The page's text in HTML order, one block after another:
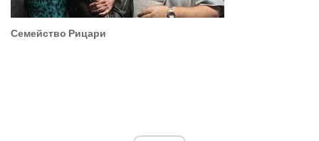
Семейство Рицари